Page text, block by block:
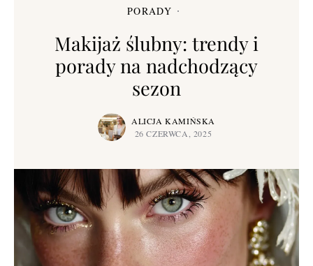
PORADY
Makijaż ślubny: trendy i
porady na nadchodzący
sezon
ALICJA KAMIŃSKA
26 CZERWCA, 2025